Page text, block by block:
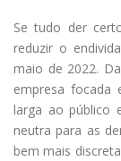
Se tudo der
reduzir o
maio de 2022.
empresa focada
larga ao público
neutra para as
bem mais